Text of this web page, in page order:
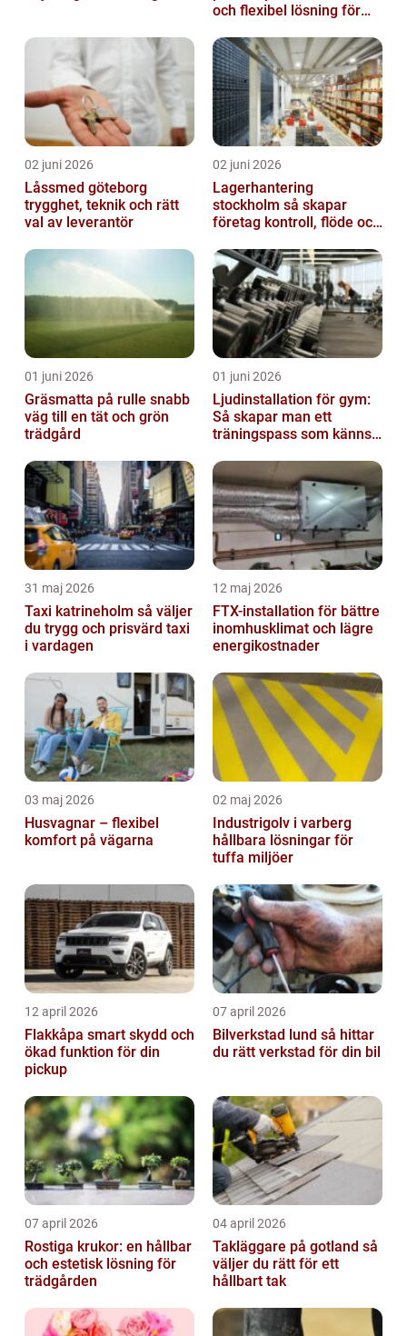
och flexibel lösning för
02 juni 2026
Låssmed göteborg
trygghet, teknik och rätt
val av leverantör
02 juni 2026
Lagerhantering
stockholm så skapar
företag kontroll, flöde och
01 juni 2026
Gräsmatta på rulle snabb
väg till en tät och grön
trädgård
01 juni 2026
Ljudinstallation för gym:
Så skapar man ett
träningspass som känns i
31 maj 2026
Taxi katrineholm så väljer
du trygg och prisvärd taxi
i vardagen
12 maj 2026
FTX-installation för bättre
inomhusklimat och lägre
energikostnader
03 maj 2026
Husvagnar – flexibel
komfort på vägarna
02 maj 2026
Industrigolv i varberg
hållbara lösningar för
tuffa miljöer
12 april 2026
Flakkåpa smart skydd och
ökad funktion för din
pickup
07 april 2026
Bilverkstad lund så hittar
du rätt verkstad för din bil
07 april 2026
Rostiga krukor: en hållbar
och estetisk lösning för
trädgården
04 april 2026
Takläggare på gotland så
väljer du rätt för ett
hållbart tak